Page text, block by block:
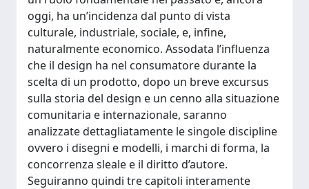
oggi, ha un’incidenza dal punto di vista
culturale, industriale, sociale, e, infine,
naturalmente economico. Assodata l’influenza
che il design ha nel consumatore durante la
scelta di un prodotto, dopo un breve excursus
sulla storia del design e un cenno alla situazione
comunitaria e internazionale, saranno
analizzate dettagliatamente le singole discipline
ovvero i disegni e modelli, i marchi di forma, la
concorrenza sleale e il diritto d’autore.
Seguiranno quindi tre capitoli interamente